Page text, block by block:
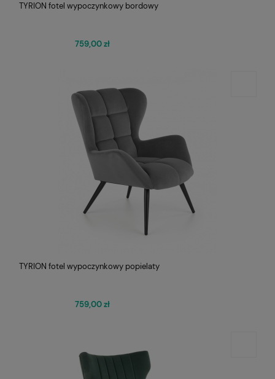
TYRION fotel wypoczynkowy bordowy
759,00 zł
TYRION fotel wypoczynkowy popielaty
759,00 zł